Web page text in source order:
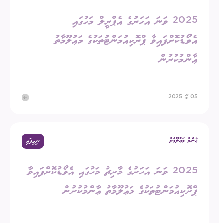
2025 ވަނަ އަހަރުގެ އެޕްރީލް މަހުގައި
އެވޯޑުކޮށްފައިވާ ޕްރޮކިއުމަންޓުތަކުގެ މަޢުލޫމާތު
ޢާންމުކުރުން
05 މޭ 2025
ޢާންމު މަޢުލޫމާތު ނިމިފައި
2025 ވަނަ އަހަރުގެ މާރިޗު މަހުގައި އެވޯޑުކޮށްފައިވާ
ޕްރޮކިއުމަންޓުތަކުގެ މަޢުލޫމާތު ޢާންމުކުރުން